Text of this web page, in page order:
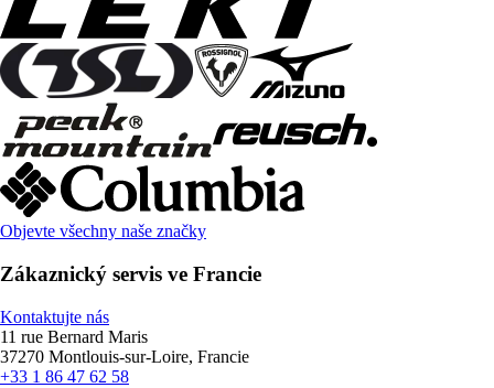
Objevte všechny naše značky
Zákaznický servis ve Francie
Kontaktujte nás
11 rue Bernard Maris
37270 Montlouis-sur-Loire, Francie
+33 1 86 47 62 58